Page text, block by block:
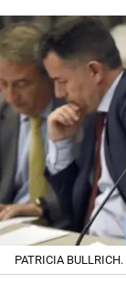
PATRICIA BULLRICH.